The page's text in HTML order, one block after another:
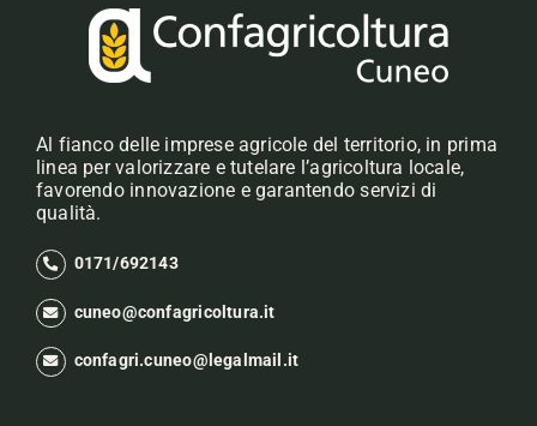
Al fianco delle imprese agricole del territorio, in prima
linea per valorizzare e tutelare l’agricoltura locale,
favorendo innovazione e garantendo servizi di
qualità.
0171/692143
cuneo@confagricoltura.it
confagri.cuneo@legalmail.it